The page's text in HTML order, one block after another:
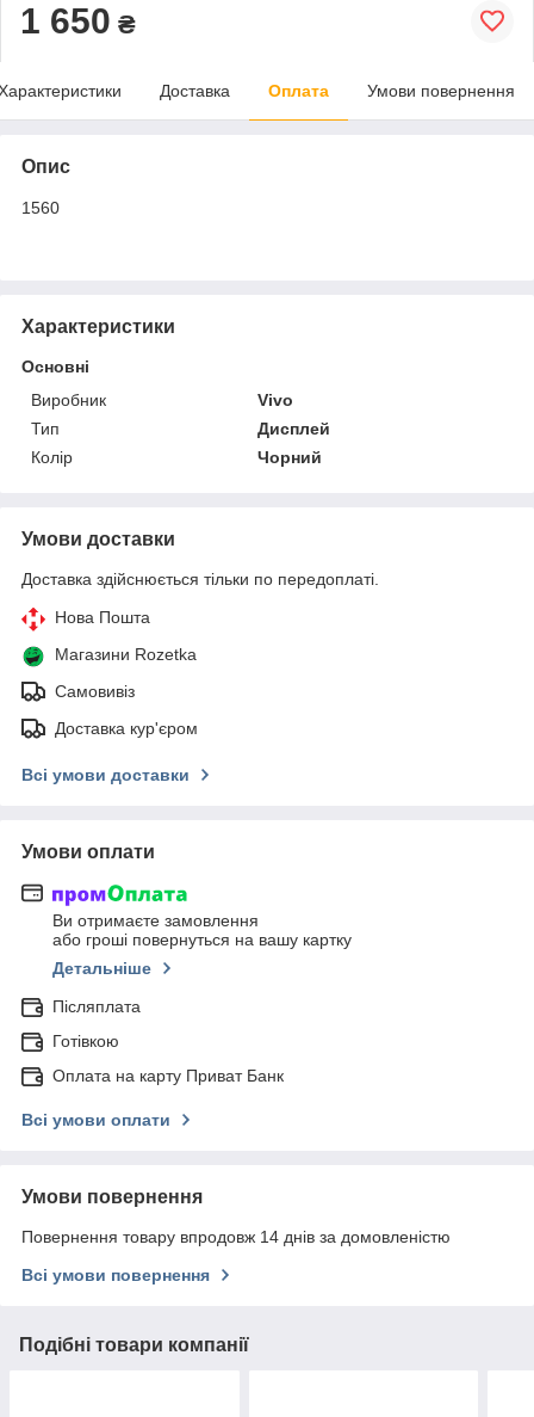
1 650 ₴
Доставка Оплата Умови повернення
Опис
1560
Характеристики
Основні
Виробник
Vivo
Тип
Дисплей
Колір
Чорний
Умови доставки
Доставка здійснюється тільки по передоплаті.
Нова Пошта
Магазини Rozetka
Самовивіз
Доставка кур'єром
Всі умови доставки
Умови оплати
Ви отримаєте замовлення
або гроші повернуться на вашу картку
Детальніше
Післяплата
Готівкою
Оплата на карту Приват Банк
Всі умови оплати
Умови повернення
Повернення товару впродовж 14 днів за домовленістю
Всі умови повернення
Подібні товари компанії